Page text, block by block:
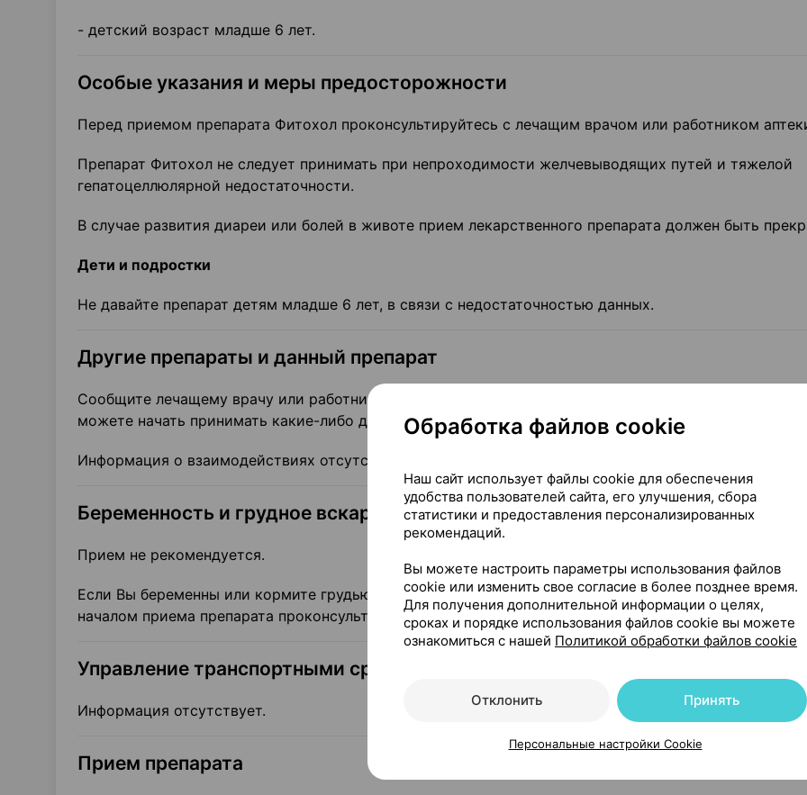
- детский возраст младше 6 лет.
Особые указания и меры предосторожности
Перед приемом препарата Фитохол проконсультируйтесь с лечащим врачом или работником
Препарат Фитохол не следует принимать при непроходимости желчевыводящих путей и тяжелой
гепатоцеллюлярной недостаточности.
В случае развития диареи или болей в животе прием лекарственного препарата должен быть
Дети и подростки
Не давайте препарат детям младше 6 лет, в связи с недостаточностью данных.
Другие препараты и данный препарат
Сообщите лечащему врачу или работнику аптеки о том, что Вы принимаете, недавно принимали
можете начать принимать какие-либо другие препараты.
Информация о взаимодействиях отсутствует.
Беременность и грудное вскармливание
Прием не рекомендуется.
Если Вы беременны или кормите грудью, думаете, что забеременели, или планируете
началом приема препарата проконсультируйтесь с лечащим врачом или работником аптеки.
Управление транспортными средствами и работа с механизмами
Информация отсутствует.
Прием препарата
Обработка файлов cookie
Наш сайт использует файлы cookie для обеспечения
удобства пользователей сайта, его улучшения, сбора
статистики и предоставления персонализированных
рекомендаций.
Вы можете настроить параметры использования файлов
cookie или изменить свое согласие в более позднее время.
Для получения дополнительной информации о целях,
сроках и порядке использования файлов cookie вы можете
ознакомиться с нашей Политикой обработки файлов cookie
Отклонить Принять
Персональные настройки Cookie